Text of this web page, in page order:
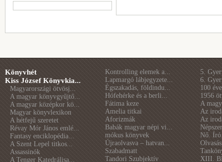
Könyvhét
Kiss József Könyvkia...
Magyarországi ötvösj...
A magyar könyvgyűjtő...
A magyar középkor kö...
Magyar könyvlexikon
A hétfejű szeretet
Révay Mór János emlé...
Fantasy enciklopédia...
A Szent Lepel titkos...
Assassinók
A Tenger Katedrálisa...
Kontrolling elemek a...
Lapmargó lábjegyzete...
Égszakadás, földindu...
Hófehérke és a berli...
Fátima keze
Amelia titkai
Aforizmák
Babák magyar népi vi...
mókus könyvek
Újraolvasva – hatvan...
Szabadmatt
Tandori Szubjektív
5.
6.
100
1956
A
Az
Az
Nő.
XIII.